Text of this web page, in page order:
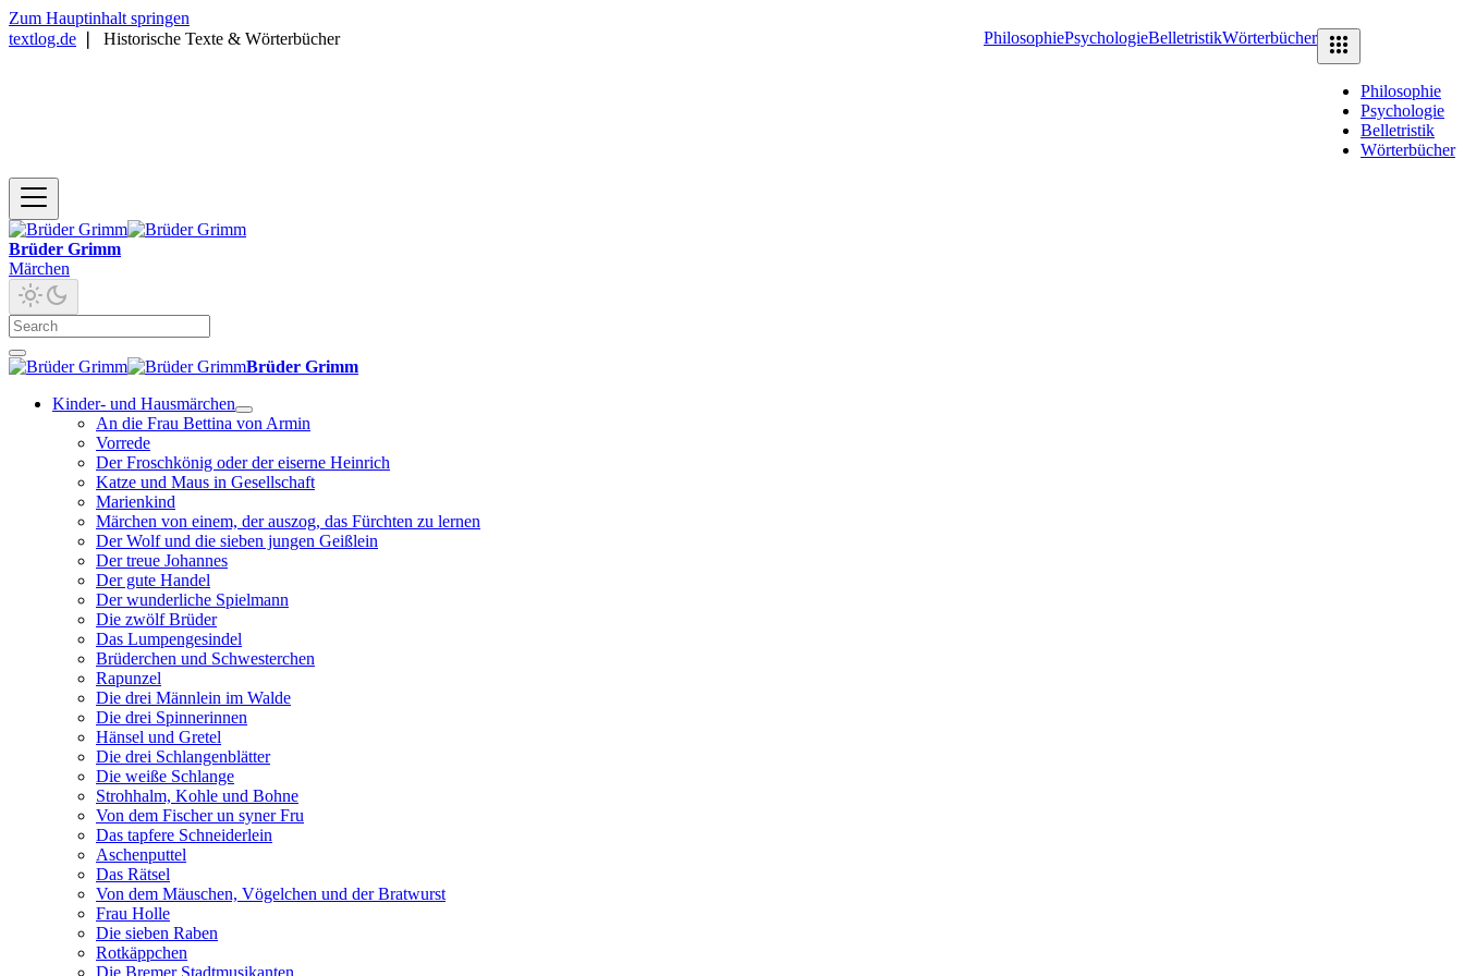
Zum Hauptinhalt springen
textlog.de
Historische Texte & Wörterbücher PhilosophiePsychologieBelletristikWörterbücher
Philosophie
Psychologie
Belletristik
Wörterbücher
Brüder Grimm
Märchen
Brüder Grimm
Kinder- und Hausmärchen
An die Frau Bettina von Armin
Vorrede
Der Froschkönig oder der eiserne Heinrich
Katze und Maus in Gesellschaft
Marienkind
Märchen von einem, der auszog, das Fürchten zu lernen
Der Wolf und die sieben jungen Geißlein
Der treue Johannes
Der gute Handel
Der wunderliche Spielmann
Die zwölf Brüder
Das Lumpengesindel
Brüderchen und Schwesterchen
Rapunzel
Die drei Männlein im Walde
Die drei Spinnerinnen
Hänsel und Gretel
Die drei Schlangenblätter
Die weiße Schlange
Strohhalm, Kohle und Bohne
Von dem Fischer un syner Fru
Das tapfere Schneiderlein
Aschenputtel
Das Rätsel
Von dem Mäuschen, Vögelchen und der Bratwurst
Frau Holle
Die sieben Raben
Rotkäppchen
Die Bremer Stadtmusikanten